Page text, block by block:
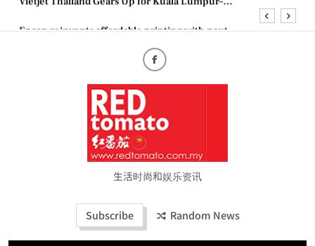
Skip
generation EcoTank Series
MBEW 2026 Unites Global Stakeholders to Shape
the Future of Business Events
Vietjet Thailand Gears Up for Kuala Lumpur–
Bangkok Service Launch on9 October
Epson reinvents affordable printing with next-
generation EcoTank Series
Couture Fashion Week Malaysia 2026– Press
生活时尚和娱乐资讯
Subscribe Random News